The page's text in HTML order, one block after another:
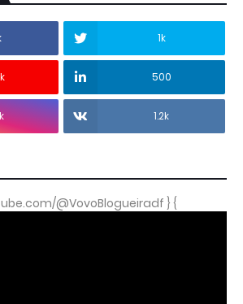
1k
500
1.2k
@VovoBlogueiradf } {